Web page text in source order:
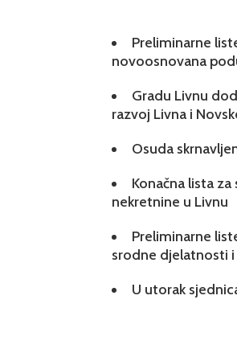
Preliminarne
novoosnovana
Gradu Livnu
razvoj Livna i
Osuda
Konačna lista
nekretnine u Livnu
Preliminarne
srodne djelatnosti
U utorak